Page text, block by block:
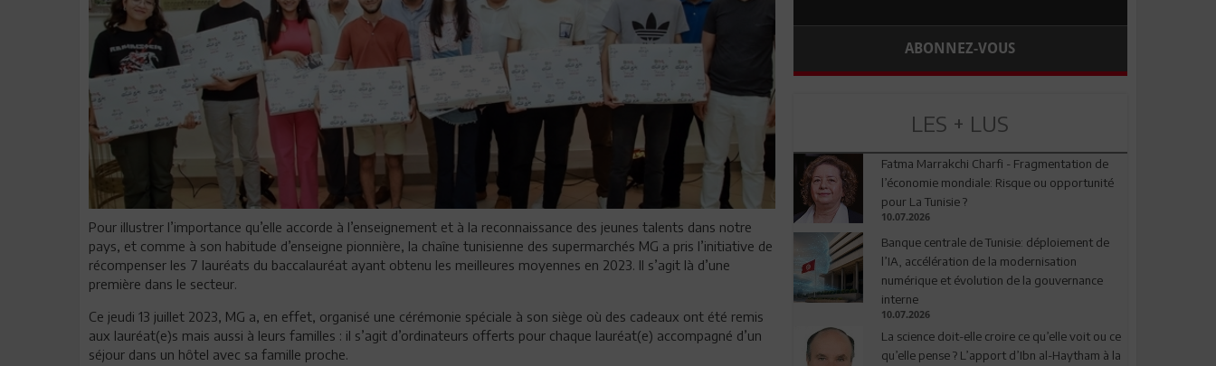
Pour illustrer l’importance qu’elle accorde à l’enseignement et à la reconnaissance des jeunes talents dans notre
pays, et comme à son habitude d’enseigne pionnière, la chaîne tunisienne des supermarchés MG a pris l’initiative de
récompenser les 7 lauréats du baccalauréat ayant obtenu les meilleures moyennes en 2023. Il s’agit là d’une
première dans le secteur.
Ce jeudi 13 juillet 2023, MG a, en effet, organisé une cérémonie spéciale à son siège où des cadeaux ont été remis
aux lauréat(e)s mais aussi à leurs familles : il s’agit d’ordinateurs offerts pour chaque lauréat(e) accompagné d’un
séjour dans un hôtel avec sa famille proche.
ABONNEZ-VOUS
LES + LUS
Fatma Marrakchi Charfi - Fragmentation de
l’économie mondiale: Risque ou opportunité
pour La Tunisie ?
10.07.2026
Banque centrale de Tunisie: déploiement de
l’IA, accélération de la modernisation
numérique et évolution de la gouvernance
interne
10.07.2026
La science doit-elle croire ce qu’elle voit ou ce
qu’elle pense ? L’apport d’Ibn al-Haytham à la